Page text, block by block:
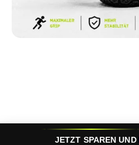
JETZT SPAREN UND